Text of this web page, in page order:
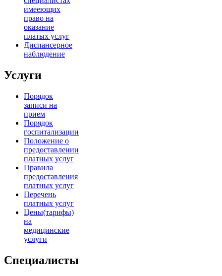
имееющих
право на
оказание
платых услуг
Диспансерное
наблюдение
Услуги
Порядок
записи на
прием
Порядок
госпитализации
Положение о
предоставлении
платных услуг
Правила
предоставления
платных услуг
Перечень
платных услуг
Цены(тарифы)
на
медицинские
услуги
Специалисты